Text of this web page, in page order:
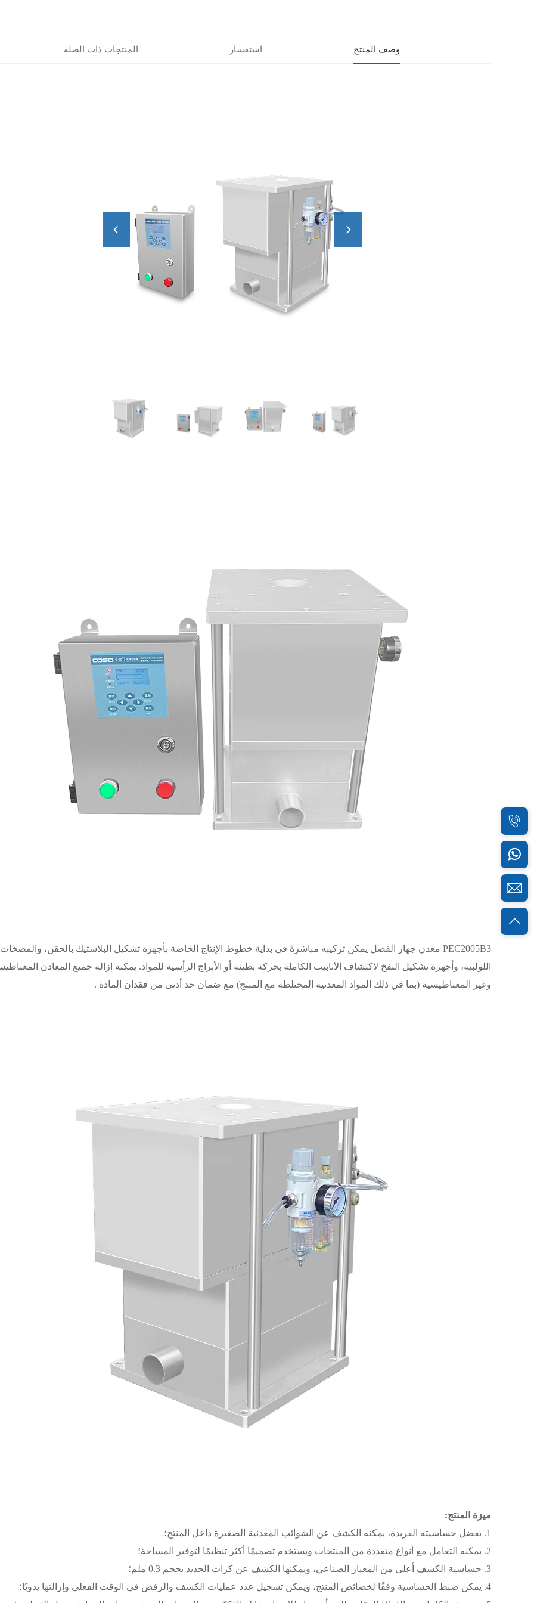
وصف المنتج استفسار المنتجات ذات الصلة
PEC2005B3 معدن جهاز الفصل يمكن تركيبه مباشرةً في بداية خطوط الإنتاج الخاصة بأجهزة تشكيل البلاستيك بالحقن، والمضخات
اللولبية، وأجهزة تشكيل النفخ لاكتشاف الأنابيب الكاملة بحركة بطيئة أو الأبراج الرأسية للمواد. يمكنه إزالة جميع المعادن
وغير المغناطيسية (بما في ذلك المواد المعدنية المختلطة مع المنتج) مع ضمان حد أدنى من فقدان المادة .
ميزة المنتج:
1. بفضل حساسيته الفريدة، يمكنه الكشف عن الشوائب المعدنية الصغيرة داخل المنتج؛
2. يمكنه التعامل مع أنواع متعددة من المنتجات ويستخدم تصميمًا أكثر تنظيمًا لتوفير المساحة؛
3. حساسية الكشف أعلى من المعيار الصناعي، ويمكنها الكشف عن كرات الحديد بحجم 0.3 ملم؛
4. يمكن ضبط الحساسية وفقًا لخصائص المنتج، ويمكن تسجيل عدد عمليات الكشف والرفض في الوقت الفعلي وإزالتها يدويًا؛